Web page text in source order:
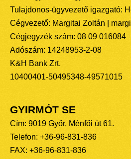
Tulajdonos-ügyvezető igazgató:
Cégvezető: Margitai Zoltán |
Cégjegyzék szám: 08 09 016084
Adószám: 14248953-2-08
K&H Bank Zrt.
10400401-50495348-49571015
GYIRMÓT SE
Cím: 9019 Győr, Ménfői út 61.
Telefon: +36-96-831-836
FAX: +36-96-831-836